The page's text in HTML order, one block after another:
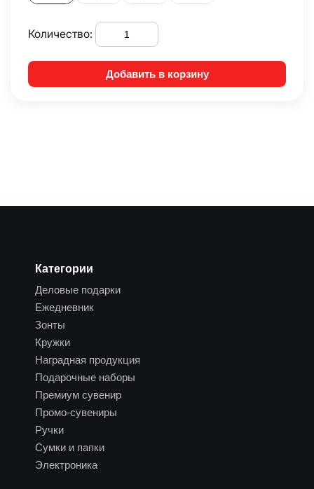
Количество:
Добавить в корзину
Категории
Деловые подарки
Ежедневник
Зонты
Кружки
Наградная продукция
Подарочные наборы
Премиум сувенир
Промо-сувениры
Ручки
Сумки и папки
Электроника